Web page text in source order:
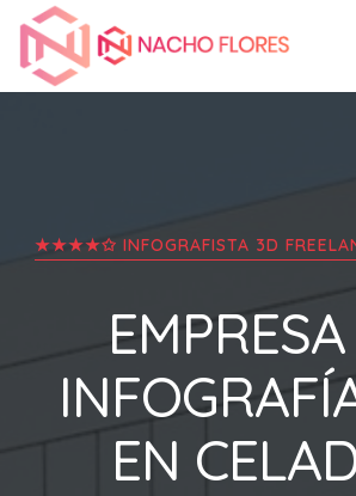
★★★★✩ INFOGRAFISTA 3D
EN